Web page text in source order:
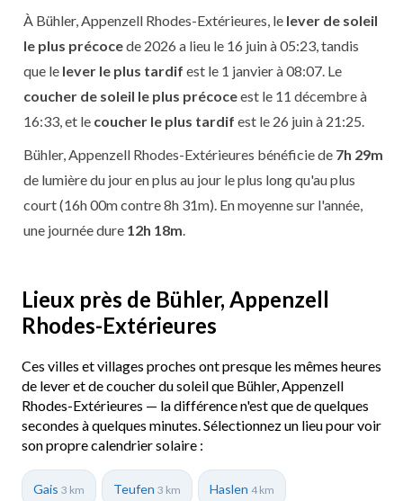
À Bühler, Appenzell Rhodes-Extérieures, le lever de soleil
le plus précocede 2026 a lieu le 16 juin à 05:23, tandis
que le lever le plus tardif est le 1 janvier à 08:07. Le
coucher de soleil le plus précoceest le 11 décembre à
16:33, et le coucher le plus tardif est le 26 juin à 21:25.
Bühler, Appenzell Rhodes-Extérieures bénéficie de 7h 29m
de lumière du jour en plus au jour le plus long qu'au plus
court (16h 00m contre 8h 31m). En moyenne sur l'année,
une journée dure 12h 18m
Lieux près de Bühler, Appenzell
Rhodes-Extérieures
Ces villes et villages proches ont presque les mêmes heures
de lever et de coucher du soleil que Bühler, Appenzell
Rhodes-Extérieures — la différence n'est que de quelques
secondes à quelques minutes. Sélectionnez un lieu pour voir
son propre calendrier solaire :
Gais 3 km Teufen 3 km Haslen 4 km